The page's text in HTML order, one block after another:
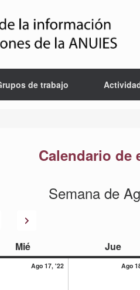
de trabajo
Calendario de
Semana de
Siguiente
Miémiércoles Jue
Ago 17, '2217
Ago